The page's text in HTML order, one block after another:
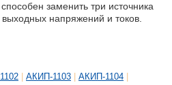
способен заменить три источника
напряжений и токов.
АКИП-1103 АКИП-1104